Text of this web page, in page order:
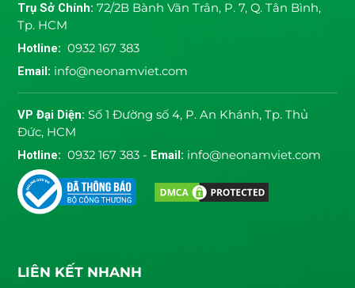
Trụ Sở Chính: 72/2B Bành Văn Trân, P. 7, Q. Tân Bình,
Tp. HCM
Hotline: 0932 167 383
Email: info@neonamviet.com
VP Đại Diện: Số 1 Đường số 4, P. An Khánh, Tp. Thủ
Đức, HCM
Hotline: 0932 167 383 - Email: info@neonamviet.com
LIÊN KẾT NHANH